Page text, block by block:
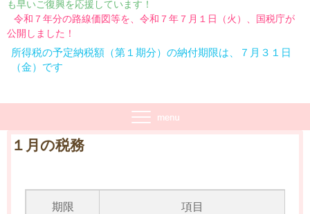
も早いご復興を応援しています！
令和７年分の路線価図等を、令和７年７月１日（火）、国税庁が
公開しました！
所得税の予定納税額（第１期分）の納付期限は、７月３１日
（金）です
１月の税務
期限 項目